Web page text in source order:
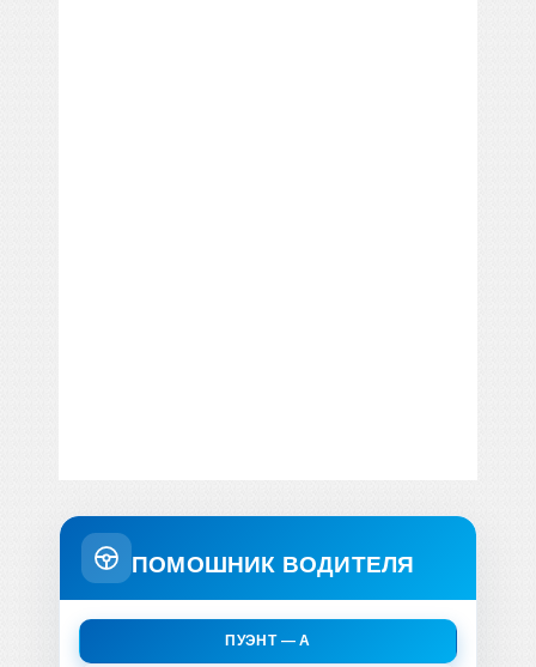
ПОМОШНИК ВОДИТЕЛЯ
ПУЭНТ — А